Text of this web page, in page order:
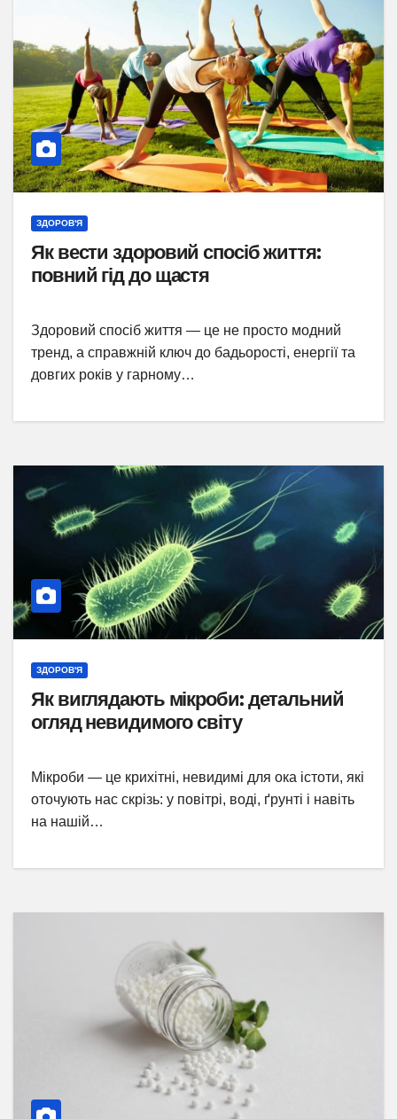
ЗДОРОВ'Я
Як вести здоровий спосіб життя:
повний гід до щастя
Здоровий спосіб життя — це не просто модний
тренд, а справжній ключ до бадьорості, енергії та
довгих років у гарному…
ЗДОРОВ'Я
Як виглядають мікроби: детальний
огляд невидимого світу
Мікроби — це крихітні, невидимі для ока істоти, які
оточують нас скрізь: у повітрі, воді, ґрунті і навіть
на нашій…